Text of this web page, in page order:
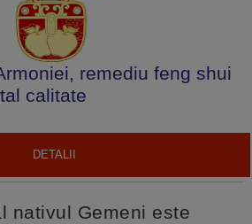
remediu feng shui
calitate
DETALII
nativul Gemeni este